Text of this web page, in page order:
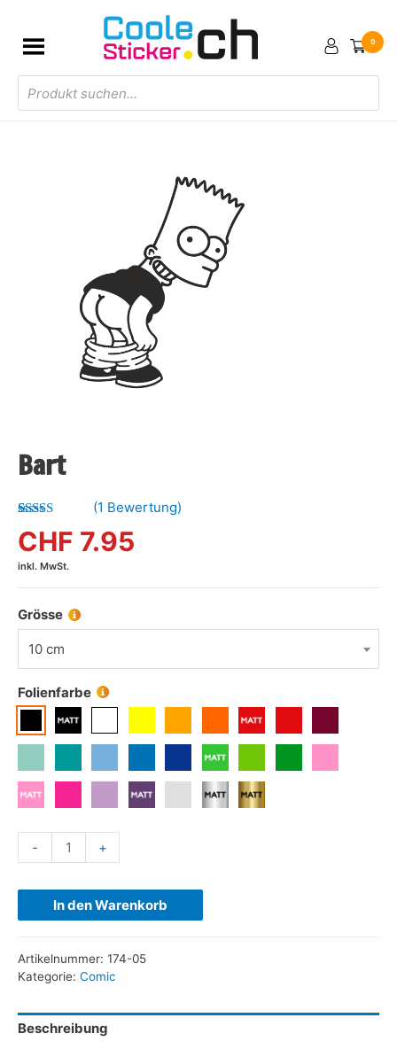
Products
search
0
Bart
5.00 von 5,
basierend
auf
(1 Bewertung)
CHF 7.95
inkl. MwSt.
Grösse
10 cm
Folienfarbe
- +
In den Warenkorb
Artikelnummer: 174-05
Kategorie: Comic
Beschreibung